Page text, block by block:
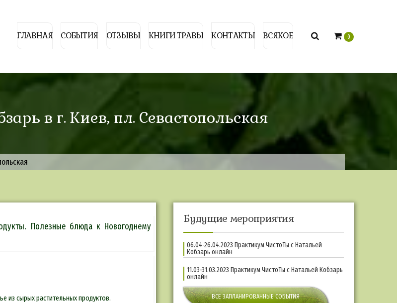
ГЛАВНАЯ СОБЫТИЯ ОТЗЫВЫ КНИГИ ТРАВЫ КОНТАКТЫ ВСЯКОЕ 0
в г. Киев, пл. Севастопольская
Полезные блюда к Новогоднему
из сырых растительных продуктов.
Будущие мероприятия
06.04-26.04.2023 Практикум ЧистоТы с Натальей
Кобзарь онлайн
11.03-31.03.2023 Практикум ЧистоТы с Натальей Кобзарь
онлайн
ВСЕ ЗАПЛАНИРОВАННЫЕ СОБЫТИЯ